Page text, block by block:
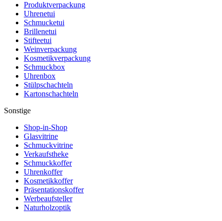
Produktverpackung
Uhrenetui
Schmucketui
Brillenetui
Stifteetui
Weinverpackung
Kosmetikverpackung
Schmuckbox
Uhrenbox
Stülpschachteln
Kartonschachteln
Sonstige
Shop-in-Shop
Glasvitrine
Schmuckvitrine
Verkaufstheke
Schmuckkoffer
Uhrenkoffer
Kosmetikkoffer
Präsentationskoffer
Werbeaufsteller
Naturholzoptik